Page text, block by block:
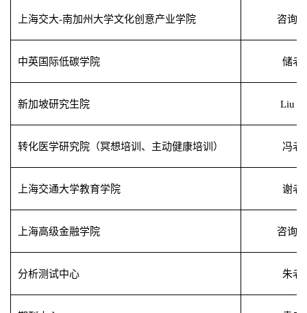
上海交大-南加州大学文化创意产业学院 咨询
中英国际低碳学院 储老
新加坡研究生院 Liu
转化医学研究院（冥想培训、主动健康培训） 冯老
上海交通大学教育学院 谢老
上海高级金融学院 咨询
分析测试中心 朱老